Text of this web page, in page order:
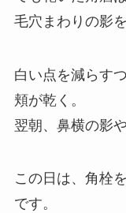
毛穴まわりの影
白い点を減らす
頬が乾く。
翌朝、鼻横の影
この日は、角栓
です。